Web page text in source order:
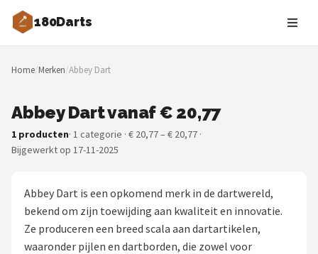
180Darts
Zoeken
NAVIGATIE
Merken
Dartspelers
Toernooien
Home/Merken/Abbey Dart
Abbey Dart vanaf € 20,77
1 producten· 1 categorie · € 20,77 – € 20,77 ·
Bijgewerkt op 17-11-2025
Abbey Dart is een opkomend merk in de dartwereld,
bekend om zijn toewijding aan kwaliteit en innovatie.
Ze produceren een breed scala aan dartartikelen,
waaronder pijlen en dartborden, die zowel voor